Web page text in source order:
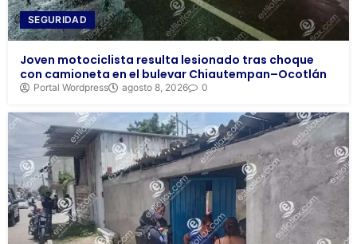
SEGURIDAD
Joven motociclista resulta lesionado tras choque
con camioneta en el bulevar Chiautempan–Ocotlán
Portal Wordpress agosto 8, 2026 0